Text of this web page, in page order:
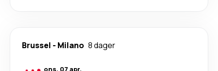
Brussel - Milano 8 dager
ons. 07 apr.